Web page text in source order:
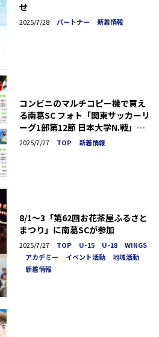
せ
2025/7/28 パートナー 新着情報
コンビニのマルチコピー機で買え
る南葛SC フォト「関東サッカーリ
ーグ1部第12節 日本大学N.戦」発
売のお知らせ
2025/7/27 TOP 新着情報
8/1～3「第62回お花茶屋ふるさと
まつり」に南葛SCが参加
2025/7/27 TOP U-15 U-18
WINGS
アカデミー
イベント活動
地域活動
新着情報